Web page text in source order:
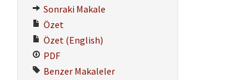
Sonraki Makale
Özet
Özet (English)
PDF
Benzer Makaleler